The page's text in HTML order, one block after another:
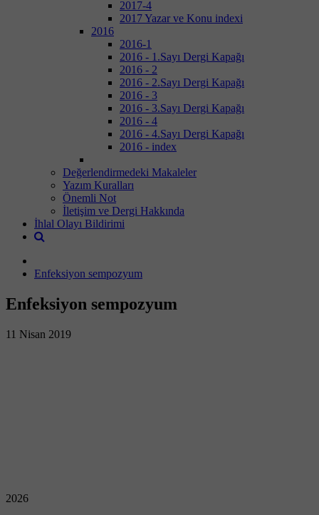
2017-4
2017 Yazar ve Konu indexi
2016
2016-1
2016 - 1.Sayı Dergi Kapağı
2016 - 2
2016 - 2.Sayı Dergi Kapağı
2016 - 3
2016 - 3.Sayı Dergi Kapağı
2016 - 4
2016 - 4.Sayı Dergi Kapağı
2016 - index
Değerlendirmedeki Makaleler
Yazım Kuralları
Önemli Not
İletişim ve Dergi Hakkında
İhlal Olayı Bildirimi
Enfeksiyon sempozyum
Enfeksiyon sempozyum
11 Nisan 2019
2026